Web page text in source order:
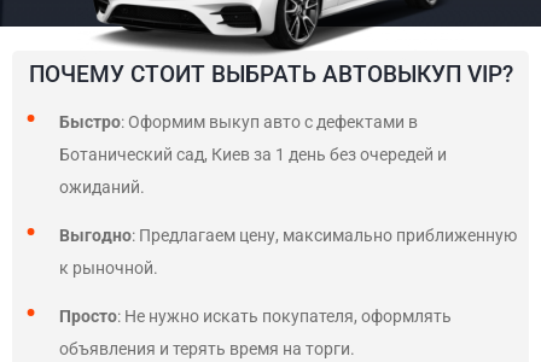
ПОЧЕМУ СТОИТ ВЫБРАТЬ АВТОВЫКУП VIP?
Быстро: Оформим выкуп авто с дефектами в
Ботанический сад, Киев за 1 день без очередей и
ожиданий.
Выгодно: Предлагаем цену, максимально приближенную
к рыночной.
Просто: Не нужно искать покупателя, оформлять
объявления и терять время на торги.